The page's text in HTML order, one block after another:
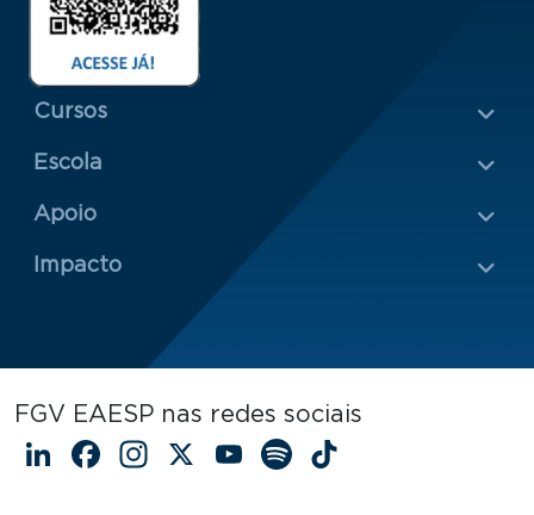
Menu Rodapé 1
Cursos
Escola
Rodapé 2
Apoio
Impacto
FGV EAESP nas redes sociais
LinkedIn
Facebook
Instagram
X YouTube
Spotify